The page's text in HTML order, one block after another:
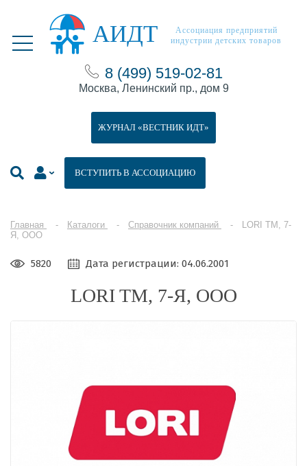
АИДТ
Ассоциация предприятий
индустрии детских товаров
8 (499) 519-02-81
Москва, Ленинский пр., дом 9
ВСТУПИТЬ В АССОЦИАЦИЮ
ЖУРНАЛ «ВЕСТНИК ИДТ»
Главная Каталоги Справочник компаний
LORI TM, 7-
Я, ООО
5820 Дата регистрации: 04.06.2001
LORI TM, 7-Я, ООО